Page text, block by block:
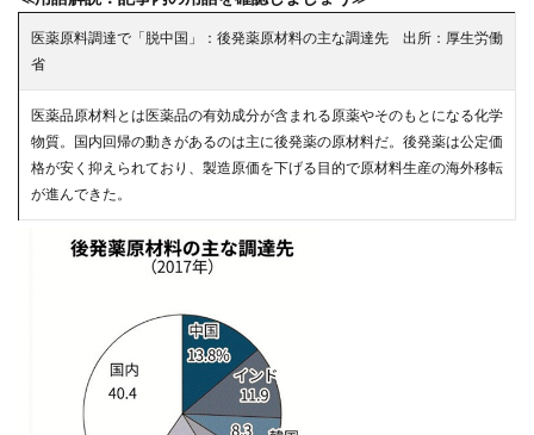
医薬原料調達で「脱中国」：後発薬原材料の主な調達先 出所：厚生労働
省
医薬品原材料とは医薬品の有効成分が含まれる原薬やそのもとになる化学
物質。国内回帰の動きがあるのは主に後発薬の原材料だ。後発薬は公定価
格が安く抑えられており、製造原価を下げる目的で原材料生産の海外移転
が進んできた。